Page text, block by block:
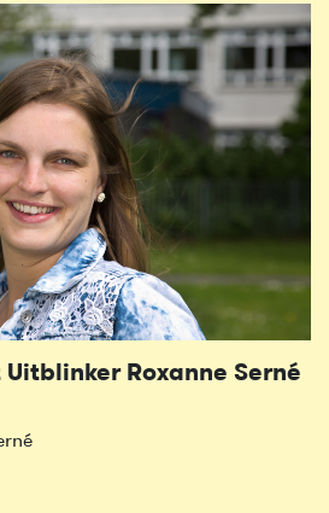
Uitblinker Roxanne Serné